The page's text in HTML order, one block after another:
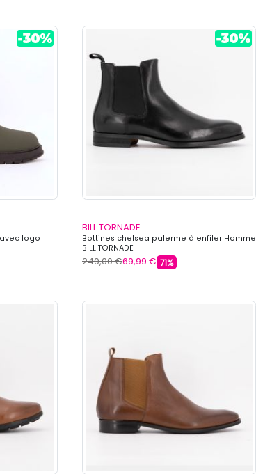
logo
BILL TORNADE
Bottines chelsea palerme à enfiler Homme
BILL TORNADE
249,00 €69,99 € 71%